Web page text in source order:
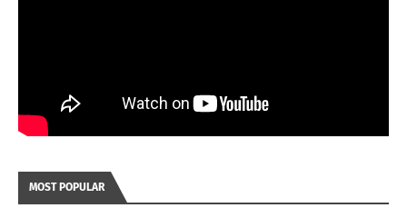
MOST POPULAR